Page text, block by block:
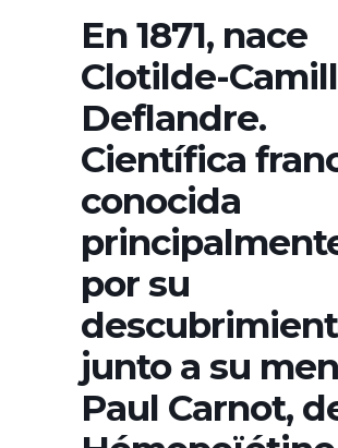
En 1871, nace
Clotilde-
Deflandre.
Científica
conocida
por su
junto a su
Paul Carnot,